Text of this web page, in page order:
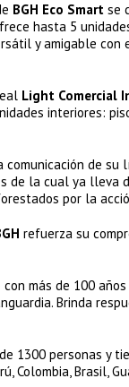
BGH Eco Smart se
hasta 5
y amigable con
Light Comercial
interiores:
comunicación de su
de la cual ya lleva
por la
refuerza su
con más de 100
Brinda
1300 personas y
Colombia, Brasil,